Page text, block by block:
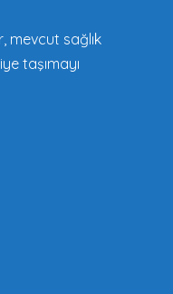
mevcut sağlık
taşımayı